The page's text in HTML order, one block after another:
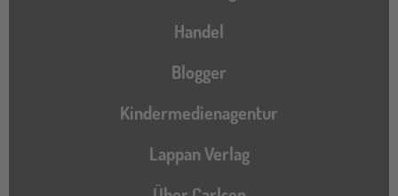
Handel
Blogger
Kindermedienagentur
Lappan Verlag